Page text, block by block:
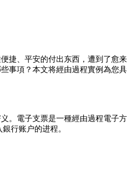
捷、平安的付出东西，遭到了愈
事項？本文将經由過程實例為您
。電子支票是一種經由過程電子
行账户的进程。